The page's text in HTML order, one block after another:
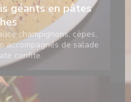
géants en pâtes
champignons, cèpes,
accompagnés de salade
confite.